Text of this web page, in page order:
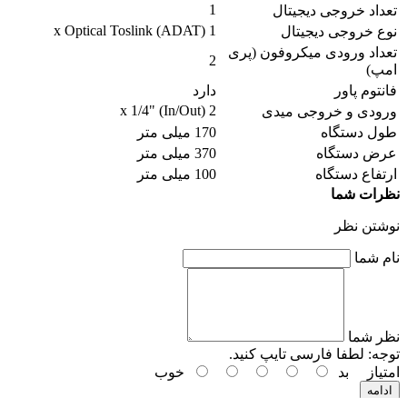
تعداد خروجی دیجیتال
1
نوع خروجی دیجیتال
1 x Optical Toslink (ADAT)
تعداد ورودی میکروفون (پری
امپ)
2
فانتوم پاور
دارد
ورودی و خروجی میدی
2 x 1/4" (In/Out)
طول دستگاه
170 میلی متر
عرض دستگاه
370 میلی متر
ارتفاع دستگاه
100 میلی متر
نظرات شما
نوشتن نظر
نام شما
نظر شما
توجه: لطفا فارسی تایپ کنید.
امتیاز
بد خوب
ادامه